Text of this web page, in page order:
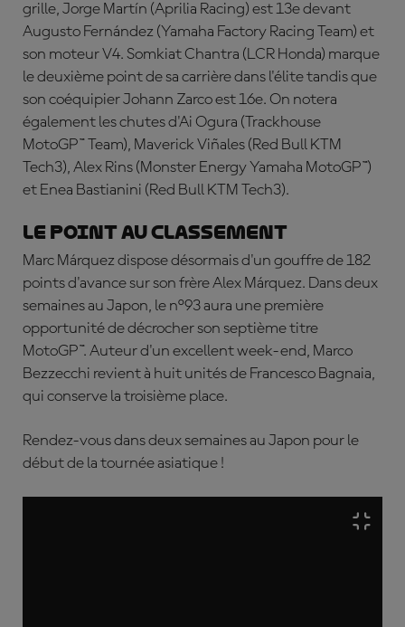
grille, Jorge Martín (Aprilia Racing) est 13e devant
Augusto Fernández (Yamaha Factory Racing Team) et
son moteur V4. Somkiat Chantra (LCR Honda) marque
le deuxième point de sa carrière dans l'élite tandis que
son coéquipier Johann Zarco est 16e. On notera
également les chutes d'Ai Ogura (Trackhouse
MotoGP™ Team), Maverick Viñales (Red Bull KTM
Tech3), Alex Rins (Monster Energy Yamaha MotoGP™)
et Enea Bastianini (Red Bull KTM Tech3).
Le point au classement
Marc Márquez dispose désormais d'un gouffre de 182
points d'avance sur son frère Alex Márquez. Dans deux
semaines au Japon, le n°93 aura une première
opportunité de décrocher son septième titre
MotoGP™. Auteur d'un excellent week-end, Marco
Bezzecchi revient à huit unités de Francesco Bagnaia,
qui conserve la troisième place.
Rendez-vous dans deux semaines au Japon pour le
début de la tournée asiatique !